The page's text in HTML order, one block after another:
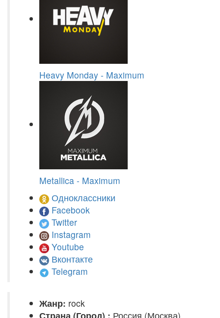
Heavy Monday - Maximum
Metallica - Maximum
Одноклассники
Facebook
Twitter
Instagram
Youtube
Вконтакте
Telegram
Жанр: rock
Страна (Город) : Россия (Москва)